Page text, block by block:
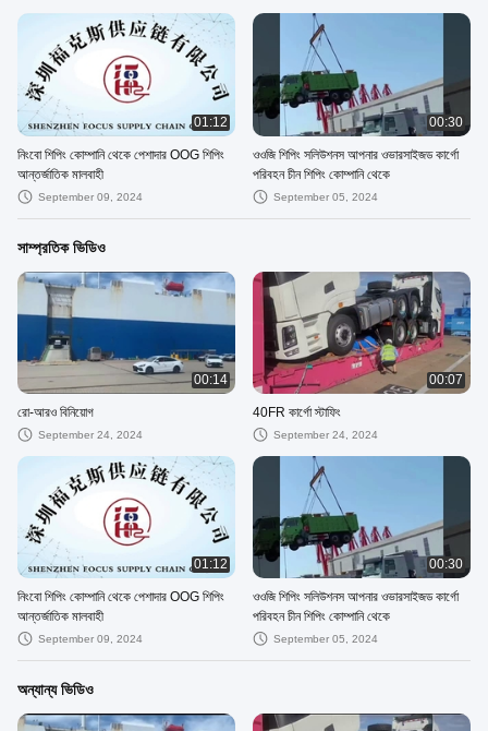
01:12
নিংবো শিপিং কোম্পানি থেকে পেশাদার OOG শিপিং
আন্তর্জাতিক মালবাহী
September 09, 2024
00:30
ওওজি শিপিং সলিউশনস আপনার ওভারসাইজড কার্গো
পরিবহন চীন শিপিং কোম্পানি থেকে
September 05, 2024
সাম্প্রতিক ভিডিও
00:14
রো-আরও বিনিয়োগ
September 24, 2024
00:07
40FR কার্গো স্টাফিং
September 24, 2024
01:12
নিংবো শিপিং কোম্পানি থেকে পেশাদার OOG শিপিং
আন্তর্জাতিক মালবাহী
September 09, 2024
00:30
ওওজি শিপিং সলিউশনস আপনার ওভারসাইজড কার্গো
পরিবহন চীন শিপিং কোম্পানি থেকে
September 05, 2024
অন্যান্য ভিডিও